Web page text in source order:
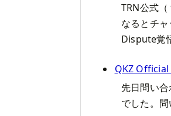
TRN公式
なるとチ
Dispute覚
QKZ
先日問い
でした。問